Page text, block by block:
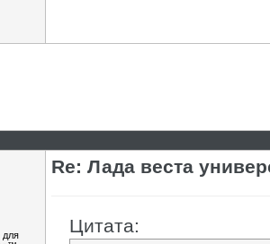
Re: Лада веста
Цитата: